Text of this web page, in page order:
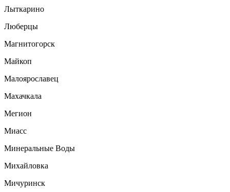
Лыткарино
Люберцы
Магнитогорск
Майкоп
Малоярославец
Махачкала
Мегион
Миасс
Минеральные Воды
Михайловка
Мичуринск